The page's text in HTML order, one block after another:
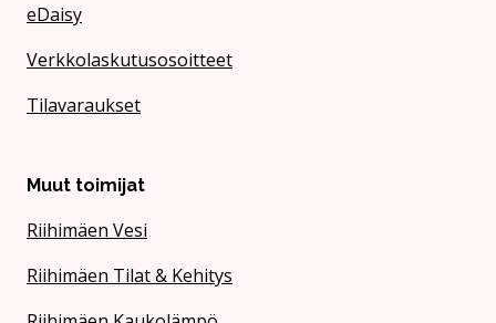
eDaisy
Verkkolaskutusosoitteet
Tilavaraukset
Muut toimijat
Riihimäen Vesi
Riihimäen Tilat & Kehitys